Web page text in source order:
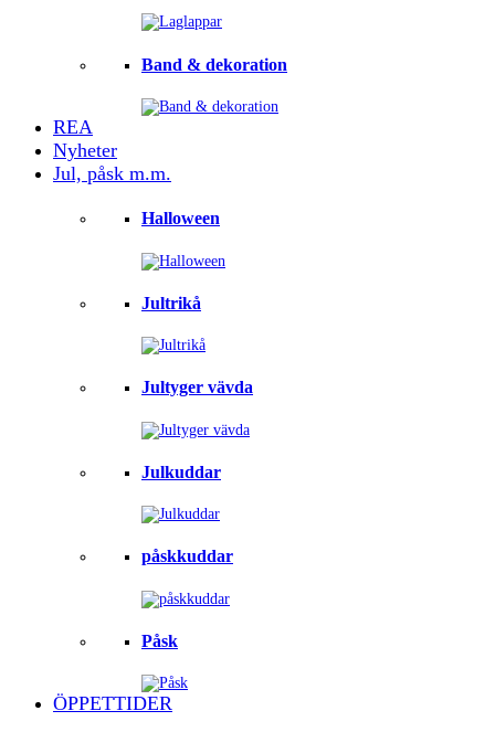
Band & dekoration
REA
Nyheter
Jul, påsk m.m.
Halloween
Jultrikå
Jultyger vävda
Julkuddar
påskkuddar
Påsk
ÖPPETTIDER